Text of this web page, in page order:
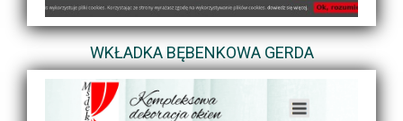
WKŁADKA BĘBENKOWA GERDA